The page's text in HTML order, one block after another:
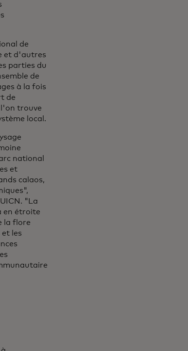
de
et d'autres
parties du
de
à la fois
de
l'on trouve
local.
national
et
calaos,
"La
en étroite
la flore
les